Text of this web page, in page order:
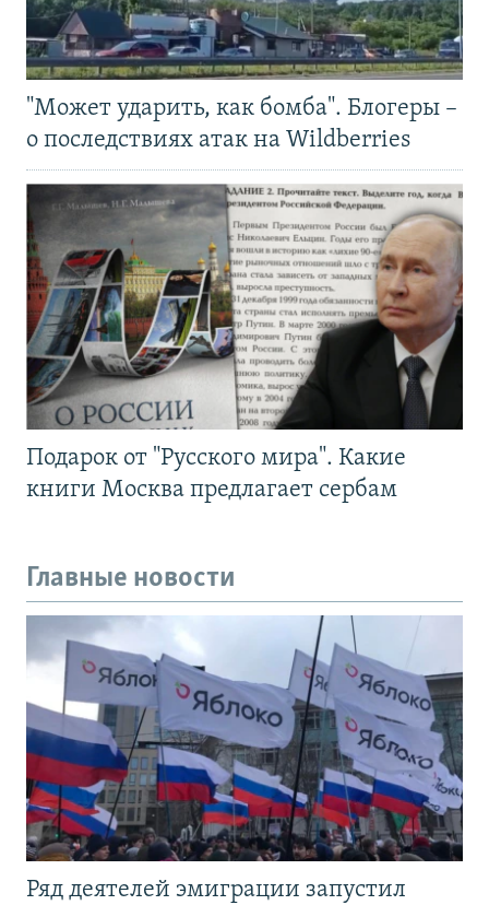
"Может ударить, как бомба". Блогеры –
о последствиях атак на Wildberries
Подарок от "Русского мира". Какие
книги Москва предлагает сербам
Главные новости
Ряд деятелей эмиграции запустил